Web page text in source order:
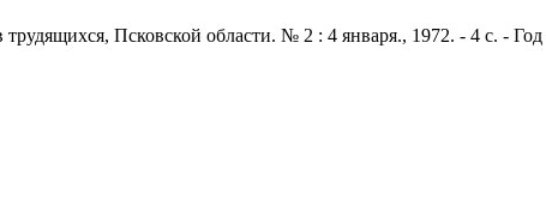
Псковской области. № 2 : 4 января., 1972. - 4 с. - Год